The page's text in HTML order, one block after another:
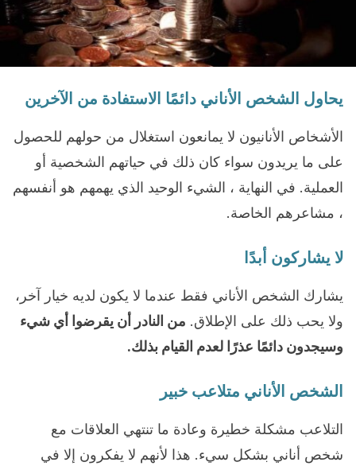
يحاول الشخص الأناني دائمًا الاستفادة من الآخرين
الأشخاص الأنانيون لا يمانعون استغلال من حولهم للحصول
على ما يريدون سواء كان ذلك في حياتهم الشخصية أو
العملية. في النهاية ، الشيء الوحيد الذي يهمهم هو أنفسهم
، مشاعرهم الخاصة.
لا يشاركون أبدًا
يشارك الشخص الأناني فقط عندما لا يكون لديه خيار آخر،
ولا يحب ذلك على الإطلاق. من النادر أن يقرضوا أي شيء
وسيجدون دائمًا عذرًا لعدم القيام بذلك.
الشخص الأناني متلاعب خبير
التلاعب مشكلة خطيرة وعادة ما تنتهي العلاقات مع
شخص أناني بشكل سيء. هذا لأنهم لا يفكرون إلا في